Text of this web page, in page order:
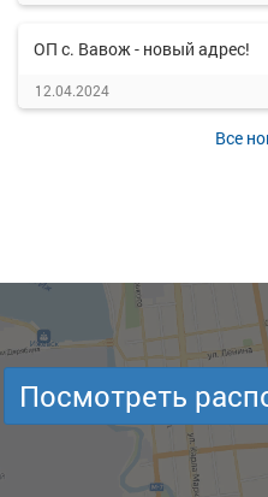
ОП с. Вавож - новый адрес!
12.04.2024
Все
Посмотреть